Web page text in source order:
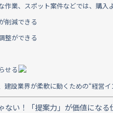
作業、スポット案件などでは、購入
削減できる
整ができる
せる
建設業界が柔軟に動くための“経営
ない！「提案力」が価値になる